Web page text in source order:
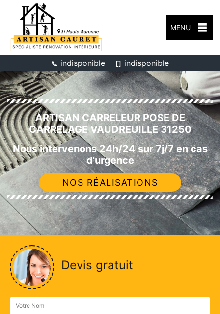
MENU
indisponible indisponible
ARTISAN CARRELEUR POSE DE
CARRELAGE VAUDREUILLE 31250
Nous intervenons 24h/24 sur 7j/7 en cas
d'urgence
NOS RÉALISATIONS
Devis gratuit